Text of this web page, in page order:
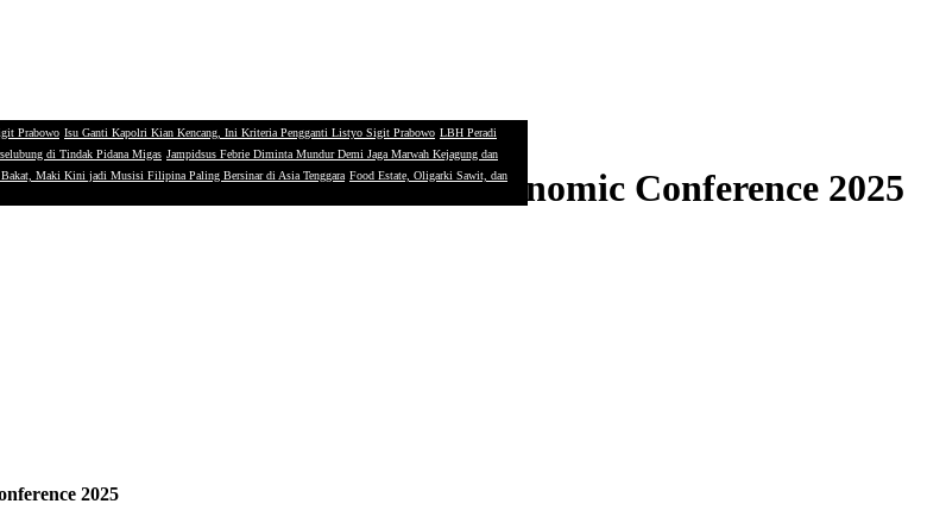
Prabowo Isu Ganti Kapolri Kian Kencang, Ini Kriteria Pengganti Listyo Sigit Prabowo LBH Peradi
di Tindak Pidana Migas Jampidsus Febrie Diminta Mundur Demi Jaga Marwah Kejagung dan
Bakat, Maki Kini jadi Musisi Filipina Paling Bersinar di Asia Tenggara Food Estate, Oligarki Sawit, dan
Gelar Business Economic Conference 2025
2025